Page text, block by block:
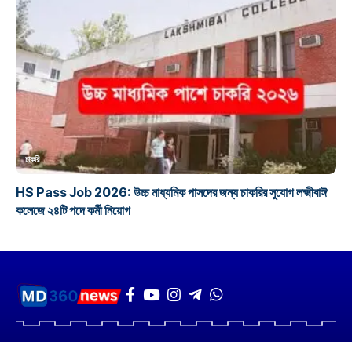
চাকরি
HS Pass Job 2026: উচ্চ মাধ্যমিক পাসদের জন্য চাকরির সুযোগ লক্ষ্মীবাঈ
কলেজে ২৪টি পদে কর্মী নিয়োগ